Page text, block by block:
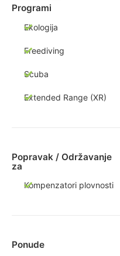
Programi
Ekologija
Freediving
Scuba
Extended Range (XR)
Popravak / Održavanje
za
Kompenzatori plovnosti
Ponude